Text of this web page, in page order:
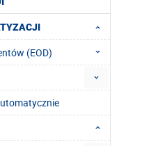
(EOD)